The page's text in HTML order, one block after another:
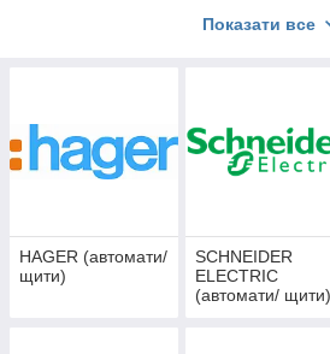
Показати все
HAGER (автомати/
щити)
SCHNEIDER
ELECTRIC
(автомати/ щити)